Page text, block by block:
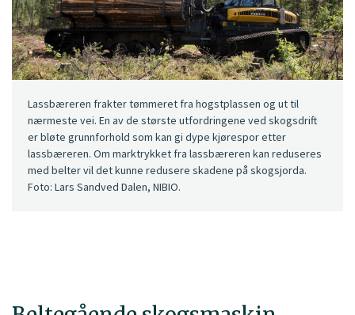
Lassbæreren frakter tømmeret fra hogstplassen og ut til
nærmeste vei. En av de største utfordringene ved skogsdrift
er bløte grunnforhold som kan gi dype kjørespor etter
lassbæreren. Om marktrykket fra lassbæreren kan reduseres
med belter vil det kunne redusere skadene på skogsjorda.
Foto: Lars Sandved Dalen, NIBIO.